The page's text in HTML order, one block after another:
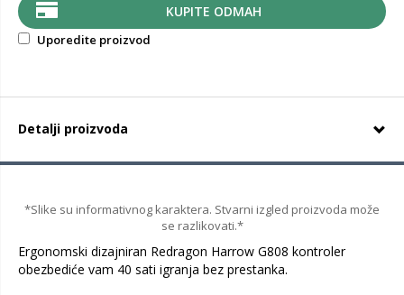
KUPITE ODMAH
Uporedite proizvod
Detalji proizvoda
*Slike su informativnog karaktera. Stvarni izgled proizvoda može
se razlikovati.*
Ergonomski dizajniran Redragon Harrow G808 kontroler
obezbediće vam 40 sati igranja bez prestanka.